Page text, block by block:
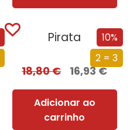
10%
2 = 3
Pirata
18,80€ 16,93€
Adicionar ao
carrinho